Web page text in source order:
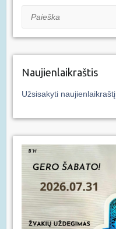
Paieška
Naujienlaikraštis
Užsisakyti naujienlaikraštį